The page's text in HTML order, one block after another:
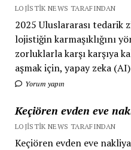
LOJISTIK NEWS TARAFINDAN
2025 Uluslararası
lojistiğin karmaşıklığını
zorluklarla karşı karşıya
aşmak için, yapay zeka
Yorum yapın
Keçiören evden eve
LOJISTIK NEWS TARAFINDAN
Keçiören evden eve